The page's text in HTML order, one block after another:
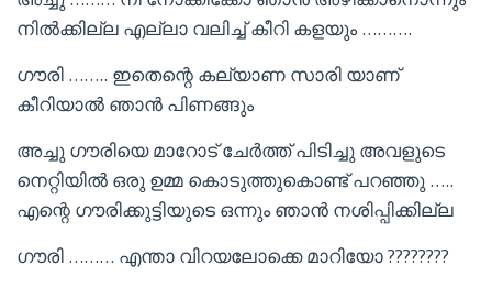
നിൽക്കില്ല എല്ലാ വലിച്ച് കീറി കളയും ……….
ഗൗരി …….. ഇതെന്റെ കല്യാണ സാരി യാണ്
കീറിയാൽ ഞാൻ പിണങ്ങും
അച്ചു ഗൗരിയെ മാറോട് ചേർത്ത് പിടിച്ചു അവളുടെ
നെറ്റിയിൽ ഒരു ഉമ്മ കൊടുത്തുകൊണ്ട് പറഞ്ഞു …..
എന്റെ ഗൗരിക്കുട്ടിയുടെ ഒന്നും ഞാൻ നശിപ്പിക്കില്ല
ഗൗരി ……… എന്താ വിറയലോക്കെ മാറിയോ ????????